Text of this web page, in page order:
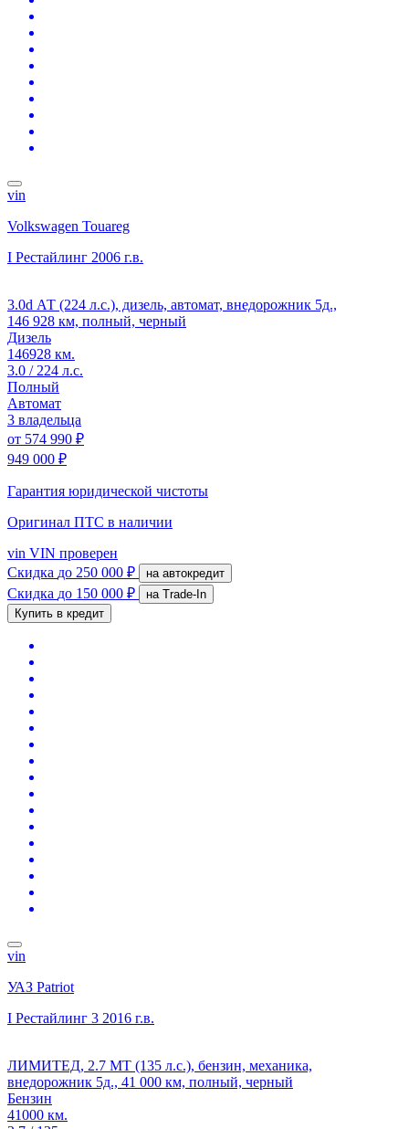
vin
Volkswagen Touareg
I Рестайлинг 2006 г.в.
3.0d АТ (224 л.с.), дизель, автомат, внедорожник 5д.,
146 928 км, полный, черный
Дизель
146928 км.
3.0 / 224 л.с.
Полный
Автомат
3 владельца
от 574 990 ₽
949 000 ₽
Гарантия юридической чистоты
Оригинал ПТС в наличии
vin VIN проверен
Скидка до 250 000 ₽ на автокредит
Скидка до 150 000 ₽
на Trade-In
Купить в кредит
vin
УАЗ Patriot
I Рестайлинг 3 2016 г.в.
ЛИМИТЕД, 2.7 MT (135 л.с.), бензин, механика,
внедорожник 5д., 41 000 км, полный, черный
Бензин
41000 км.